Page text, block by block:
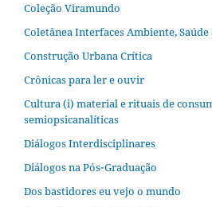
Coleção Viramundo
Coletânea Interfaces Ambiente,
Construção Urbana Crítica
Crônicas para ler e ouvir
Cultura (i) material e rituais de
semiopsicanalíticas
Diálogos Interdisciplinares
Diálogos na Pós‐Graduação
Dos bastidores eu vejo o mundo